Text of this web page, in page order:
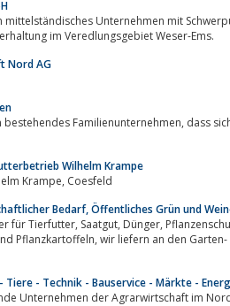
mittelständisches Unternehmen mit
im Veredlungsgebiet Weser-Ems.
Nord AG
dass sich mit dem Verkauf und Handel von
Wilhelm Krampe
Mühle und Mischfutterbetrieb Wilhelm Krampe, Coesfeld
Bedarf, Öffentliches Grün und
Erden, Rindenprodukte, Getreide,
Tiere - Technik - Bauservice - Märkte -
Unternehmen der Agrarwirtschaft im